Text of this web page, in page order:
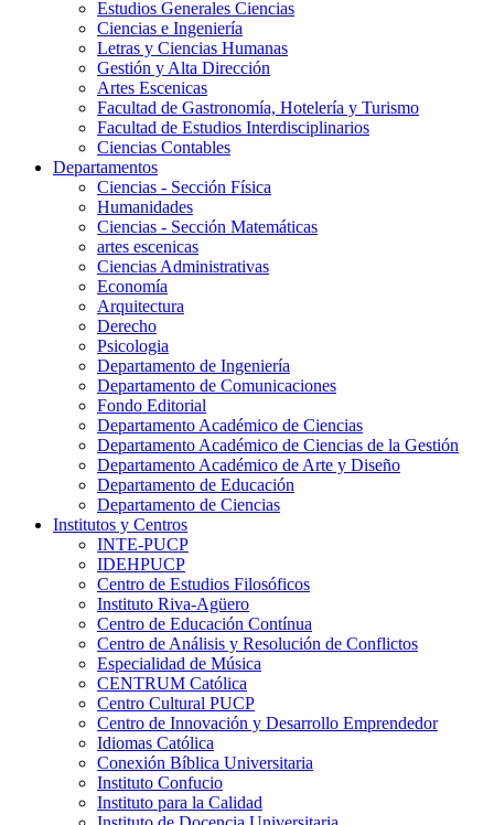
Estudios Generales Ciencias
Ciencias e Ingeniería
Letras y Ciencias Humanas
Gestión y Alta Dirección
Artes Escenicas
Facultad de Gastronomía, Hotelería y Turismo
Facultad de Estudios Interdisciplinarios
Ciencias Contables
Departamentos
Ciencias - Sección Física
Humanidades
Ciencias - Sección Matemáticas
artes escenicas
Ciencias Administrativas
Economía
Arquitectura
Derecho
Psicologia
Departamento de Ingeniería
Departamento de Comunicaciones
Fondo Editorial
Departamento Académico de Ciencias
Departamento Académico de Ciencias de la Gestión
Departamento Académico de Arte y Diseño
Departamento de Educación
Departamento de Ciencias
Institutos y Centros
INTE-PUCP
IDEHPUCP
Centro de Estudios Filosóficos
Instituto Riva-Agüero
Centro de Educación Contínua
Centro de Análisis y Resolución de Conflictos
Especialidad de Música
CENTRUM Católica
Centro Cultural PUCP
Centro de Innovación y Desarrollo Emprendedor
Idiomas Católica
Conexión Bíblica Universitaria
Instituto Confucio
Instituto para la Calidad